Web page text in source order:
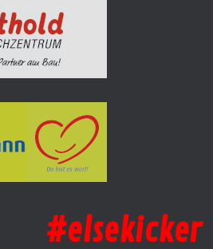
#elsekicker